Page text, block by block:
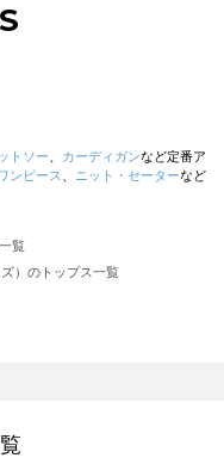
トソー カーディガンなど定番ア
ンピース ニット・セーターなど
覧
）のトップス一覧
モスモス）のトップス一覧
トップス一覧